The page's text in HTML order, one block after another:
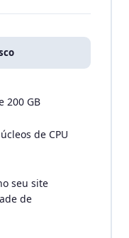
200 GB
de CPU
seu site
de